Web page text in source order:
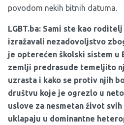
povodom nekih bitnih datuma.
LGBT.ba: Sami ste kao
izražavali nezadovoljstvo
je opterećen školski sistem u
zemlji predrasude temeljito
uzrasta i kako se protiv njih
društvu koje je ogrezlo u
uslove za nesmetan život svih
uklapaju u dominantne